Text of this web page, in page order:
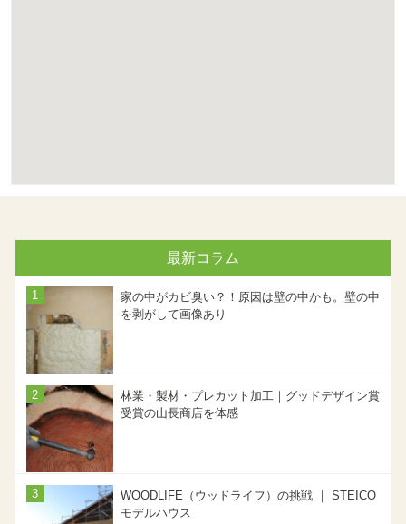
最新コラム
家の中がカビ臭い？！原因は壁の中かも。壁の中
を剥がして画像あり
林業・製材・プレカット加工｜グッドデザイン賞
受賞の山長商店を体感
WOODLIFE（ウッドライフ）の挑戦 ｜ STEICO
モデルハウス